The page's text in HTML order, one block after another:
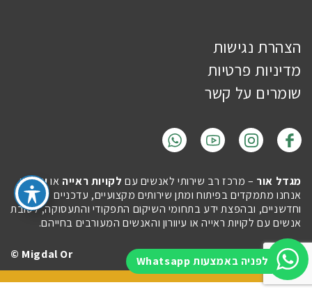
לפניה באמצעות Whatsapp
הצהרת נגישות
מדיניות פרטיות
שומרים על קשר
מגדל אור – מרכז רב שירותי לאנשים עם לקויות ראייה אועיוורון.
אנחנו מתמקדים בפיתוח ומתן שירותים מקצועיים, עדכניים
וחדשניים, ובהפצת ידע בתחומי השיקום התפקודי והתעסוקה, לטובת
אנשים עם לקויות ראייה או עיוורון והאנשים המעורבים בחייהם.
Imaginet
Migdal Or ©